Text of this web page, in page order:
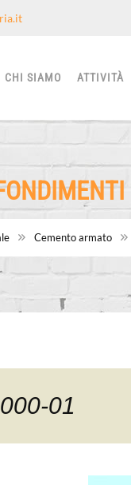
CHI SIAMO ATTIVITÀ
Cemento armato
01